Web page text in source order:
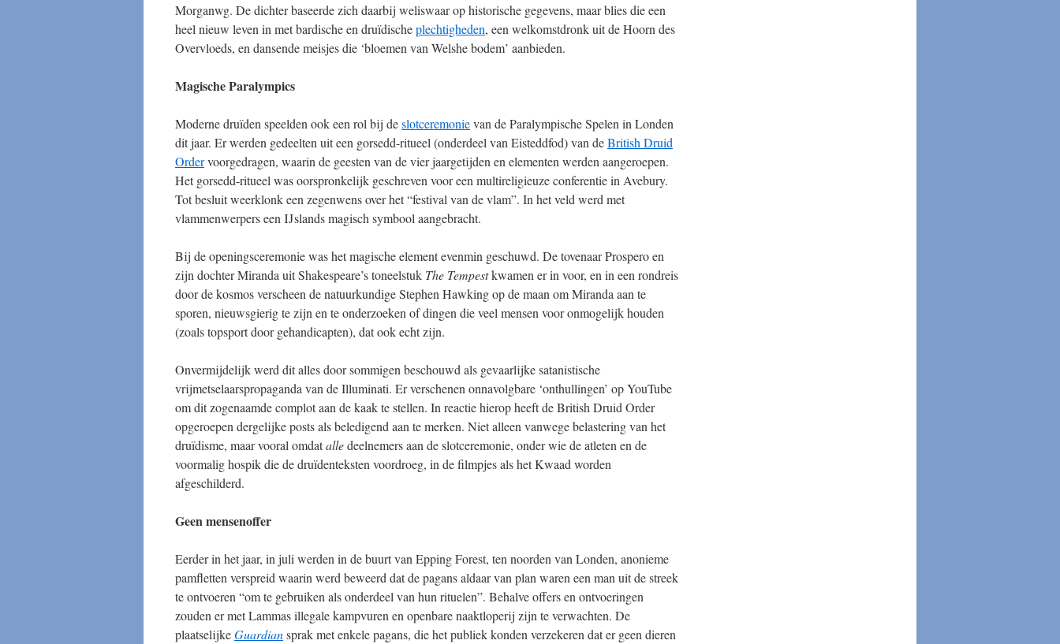
Morganwg. De dichter baseerde zich daarbij weliswaar op historische gegevens, maar blies die een
heel nieuw leven in met bardische en druïdischeplechtigheden, een welkomstdronk uit de Hoorn des
Overvloeds, en dansende meisjes die ‘bloemen van Welshe bodem’ aanbieden.
Magische Paralympics
Moderne druïden speelden ook een rol bij deslotceremonievan de Paralympische Spelen in Londen
dit jaar. Er werden gedeelten uit een gorsedd-ritueel (onderdeel van Eisteddfod) van deBritish Druid
Ordervoorgedragen, waarin de geesten van de vier jaargetijden en elementen werden aangeroepen.
Het gorsedd-ritueel was oorspronkelijk geschreven voor een multireligieuze conferentie in Avebury.
Tot besluit weerklonk een zegenwens over het “festival van de vlam”. In het veld werd met
vlammenwerpers een IJslands magisch symbool aangebracht.
Bij de openingsceremonie was het magische element evenmin geschuwd. De tovenaar Prospero en
zijn dochter Miranda uit Shakespeare’s toneelstuk The Tempestkwamen er in voor, en in een rondreis
door de kosmos verscheen de natuurkundige Stephen Hawking op de maan om Miranda aan te
sporen, nieuwsgierig te zijn en te onderzoeken of dingen die veel mensen voor onmogelijk houden
(zoals topsport door gehandicapten), dat ook echt zijn.
Onvermijdelijk werd dit alles door sommigen beschouwd als gevaarlijke satanistische
vrijmetselaarspropaganda van de Illuminati. Er verschenen onnavolgbare ‘onthullingen’ op YouTube
om dit zogenaamde complot aan de kaak te stellen. In reactie hierop heeft de British Druid Order
opgeroepen dergelijke posts als beledigend aan te merken. Niet alleen vanwege belastering van het
druïdisme, maar vooral omdatalledeelnemers aan de slotceremonie, onder wie de atleten en de
voormalig hospik die de druïdenteksten voordroeg, in de filmpjes als het Kwaad worden
afgeschilderd.
Geen mensenoffer
Eerder in het jaar, in juli werden in de buurt van Epping Forest, ten noorden van Londen, anonieme
pamfletten verspreid waarin werd beweerd dat de pagans aldaar van plan waren een man uit de streek
te ontvoeren “om te gebruiken als onderdeel van hun rituelen”. Behalve offers en ontvoeringen
zouden er met Lammas illegale kampvuren en openbare naaktloperij zijn te verwachten. De
plaatselijkeGuardiansprak met enkele pagans, die het publiek konden verzekeren dat er geen dieren